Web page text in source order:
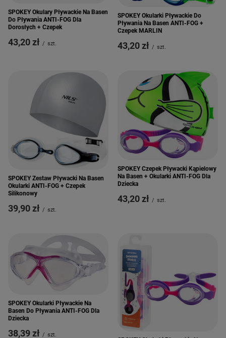
SPOKEY Okulary Pływackie Na Basen
Do Pływania ANTI-FOG Dla
Dorosłych + Czepek
43,20 zł / szt.
SPOKEY Okularki Pływackie Do
Pływania Na Basen ANTI-FOG +
Czepek MARLIN
43,20 zł / szt.
SPOKEY Zestaw Pływacki Na Basen
Okularki ANTI-FOG + Czepek
Silikonowy
39,90 zł / szt.
SPOKEY Czepek Pływacki Kąpielowy
Na Basen + Okularki ANTI-FOG Dla
Dziecka
43,20 zł / szt.
SPOKEY Okularki Pływackie Na
Basen Do Pływania ANTI-FOG Dla
Dziecka
38,39 zł / szt.